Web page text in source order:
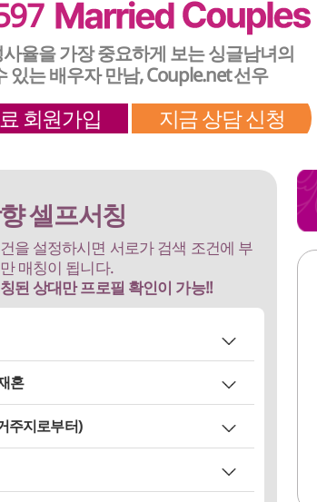
율을 가장 중요하게 보는 싱글남녀의
있는 배우자 만남, Couple.net 선우
회원가입 지금 상담 신청
셀프서칭
을 설정하시면 서로가 검색 조건에 부
매칭이 됩니다.
된 상대만 프로필 확인이 가능!!
택 (최소 생년
~
혼
주지로부터)
하는 개념(한국, 미국, 중국, 캐나다만 해당)